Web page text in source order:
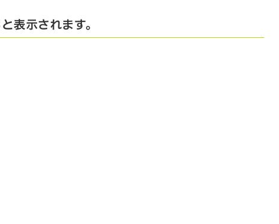
表示されます。